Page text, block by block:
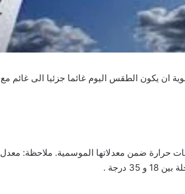
ان يكون الطقس اليوم غائما جزئيا الى غائم
حرارة ضمن معدلاتها الموسمية. ملاحظة: